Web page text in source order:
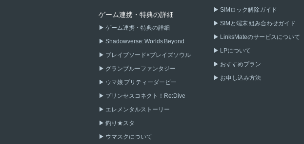
ゲーム連携・特典の詳細
ゲーム連携・特典の詳細
Shadowverse: Worlds Beyond
ブレイブソード×ブレイズソウル
グランブルーファンタジー
ウマ娘 プリティーダービー
プリンセスコネクト！Re:Dive
エレメンタルストーリー
釣り★スタ
ウマスクについて
SIMロック解除ガイド
SIMと端末 組み合わせガイド
LinksMateのサービスについて
LPについて
おすすめプラン
お申し込み方法